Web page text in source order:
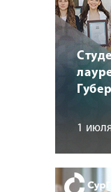
1